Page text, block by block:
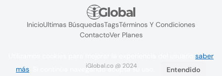
InicioUltimas BúsquedasTagsTérminos Y Condiciones
ContactoVer Planes
iGlobal.co @ 2024
saber
más . Si continúa navegando acepta su uso. Entendido